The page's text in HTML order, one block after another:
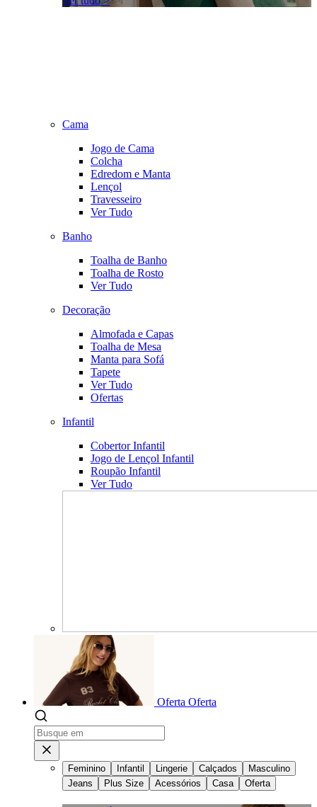
Cama
Jogo de Cama
Colcha
Edredom e Manta
Lençol
Travesseiro
Ver Tudo
Banho
Toalha de Banho
Toalha de Rosto
Ver Tudo
Decoração
Almofada e Capas
Toalha de Mesa
Manta para Sofá
Tapete
Ver Tudo
Ofertas
Infantil
Cobertor Infantil
Jogo de Lençol Infantil
Roupão Infantil
Ver Tudo
Oferta Oferta
Feminino Infantil Lingerie Calçados
Masculino
Jeans
Plus Size Acessórios Casa Oferta